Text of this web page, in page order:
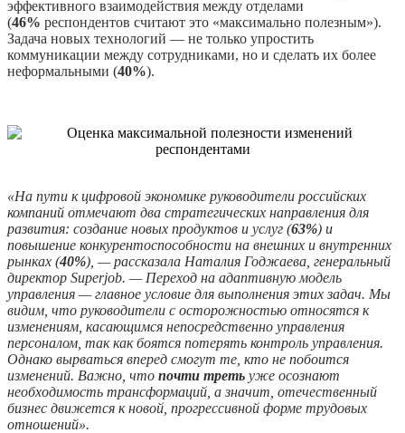
эффективного взаимодействия между отделами
(46% респондентов считают это «максимально полезным»).
Задача новых технологий — не только упростить
коммуникации между сотрудниками, но и сделать их более
неформальными (40%).
«На пути к цифровой экономике руководители российских
компаний отмечают два стратегических направления для
развития: создание новых продуктов и услуг (63%) и
повышение конкурентоспособности на внешних и внутренних
рынках (40%), — рассказала Наталия Годжаева, генеральный
директор Superjob. — Переход на адаптивную модель
управления — главное условие для выполнения этих задач. Мы
видим, что руководители с осторожностью относятся к
изменениям, касающимся непосредственно управления
персоналом, так как боятся потерять контроль управления.
Однако вырваться вперед смогут те, кто не побоится
изменений. Важно, что почти треть уже осознают
необходимость трансформаций, а значит, отечественный
бизнес движется к новой, прогрессивной форме трудовых
отношений».